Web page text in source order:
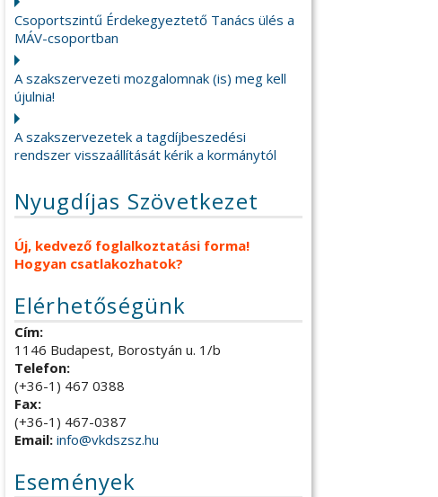
Csoportszintű Érdekegyeztető Tanács ülés a
MÁV-csoportban
A szakszervezeti mozgalomnak (is) meg kell
újulnia!
A szakszervezetek a tagdíjbeszedési
rendszer visszaállítását kérik a kormánytól
Nyugdíjas Szövetkezet
Új, kedvező foglalkoztatási forma!
Hogyan csatlakozhatok?
Elérhetőségünk
Cím:
1146 Budapest, Borostyán u. 1/b
Telefon:
(+36-1) 467 0388
Fax:
(+36-1) 467-0387
Email: info@vkdszsz.hu
Események